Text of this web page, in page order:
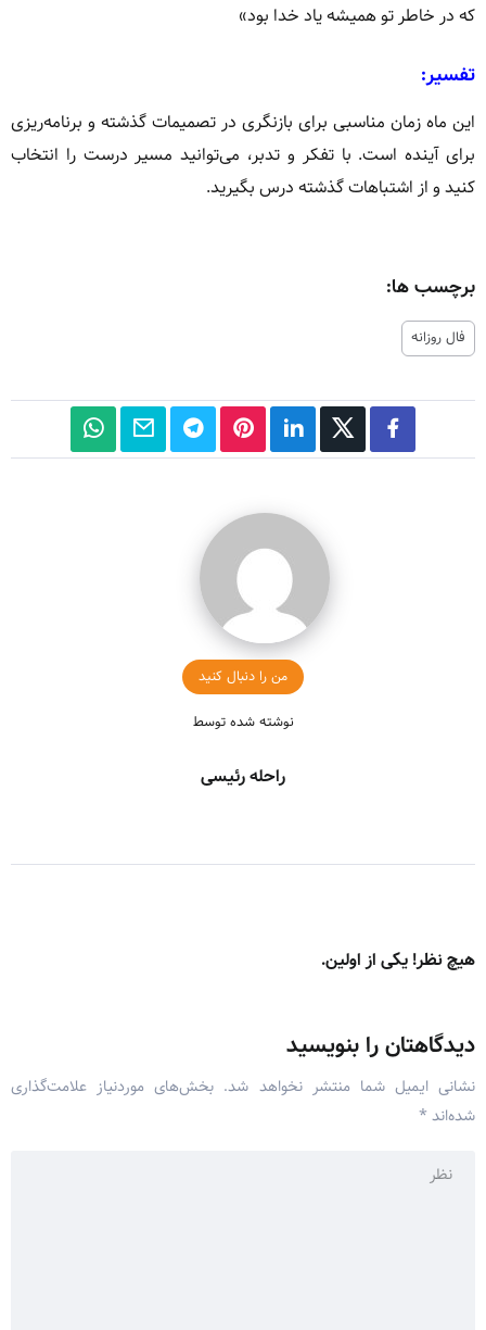
که در خاطر تو همیشه یاد خدا بود»
تفسیر:
این ماه زمان مناسبی برای بازنگری در تصمیمات گذشته و برنامه‌ریزی
برای آینده است. با تفکر و تدبر، می‌توانید مسیر درست را انتخاب
کنید و از اشتباهات گذشته درس بگیرید.
برچسب ها:
فال روزانه
من را دنبال کنید
نوشته شده توسط
راحله رئیسی
هیچ نظر! یکی از اولین.
دیدگاهتان را بنویسید
نشانی ایمیل شما منتشر نخواهد شد. بخش‌های موردنیاز علامت‌گذاری
شده‌اند *